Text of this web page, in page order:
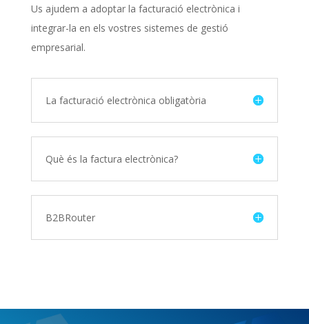
Us ajudem a adoptar la facturació electrònica i
integrar-la en els vostres sistemes de gestió
empresarial.
La facturació electrònica obligatòria
Què és la factura electrònica?
B2BRouter